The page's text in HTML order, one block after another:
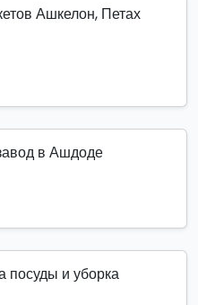
Ашкелон, Петах
в Ашдоде
посуды и уборка